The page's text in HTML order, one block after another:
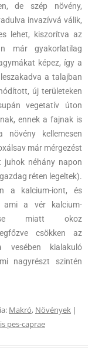
de szép növény,
invazívvá válik,
lehet, kiszorítva az
már gyakorlatilag
képez, így a
a talajban
új területeken
vegetatív úton
ennek a fajnak is
kellemesen
már mérgezést
juhok néhány napon
réten legeltek).
a kalcium-iont, és
ami a vér kalcium-
miatt okoz
csökken az
vesében kialakuló
nagyrészt szintén
Makró, Növények |
pes-caprae